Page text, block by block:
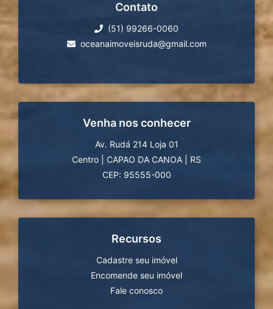
Contato
(51) 99266-0060
oceanaimoveisruda@gmail.com
Venha nos conhecer
Av. Rudá 214 Loja 01
Centro
CAPAO DA CANOA
RS
CEP: 95555-000
Recursos
Cadastre seu imóvel
Encomende seu imóvel
Fale conosco